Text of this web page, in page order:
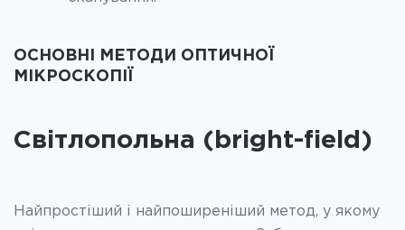
ОСНОВНІ МЕТОДИ ОПТИЧНОЇ
МІКРОСКОПІЇ
Світлопольна (bright-field)
Найпростіший і найпоширеніший метод, у якому